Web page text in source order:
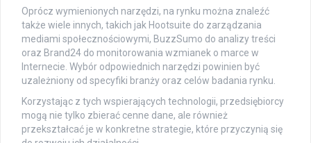
Oprócz wymienionych narzędzi, na rynku można znaleźć
także wiele innych, takich jak Hootsuite do zarządzania
mediami społecznościowymi, BuzzSumo do analizy treści
oraz Brand24 do monitorowania wzmianek o marce w
Internecie. Wybór odpowiednich narzędzi powinien być
uzależniony od specyfiki branży oraz celów badania rynku.
Korzystając z tych wspierających technologii, przedsiębiorcy
mogą nie tylko zbierać cenne dane, ale również
przekształcać je w konkretne strategie, które przyczynią się